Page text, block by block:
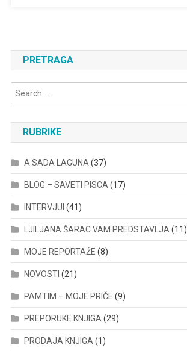
PRETRAGA
RUBRIKE
A SADA LAGUNA(37)
BLOG – SAVETI PISCA(17)
INTERVJUI (41)
LJILJANA ŠARAC VAM PREDSTAVLJA(11)
MOJE REPORTAŽE (8)
NOVOSTI (21)
PAMTIM – MOJE PRIČE (9)
PREPORUKE KNJIGA(29)
PRODAJA KNJIGA(1)